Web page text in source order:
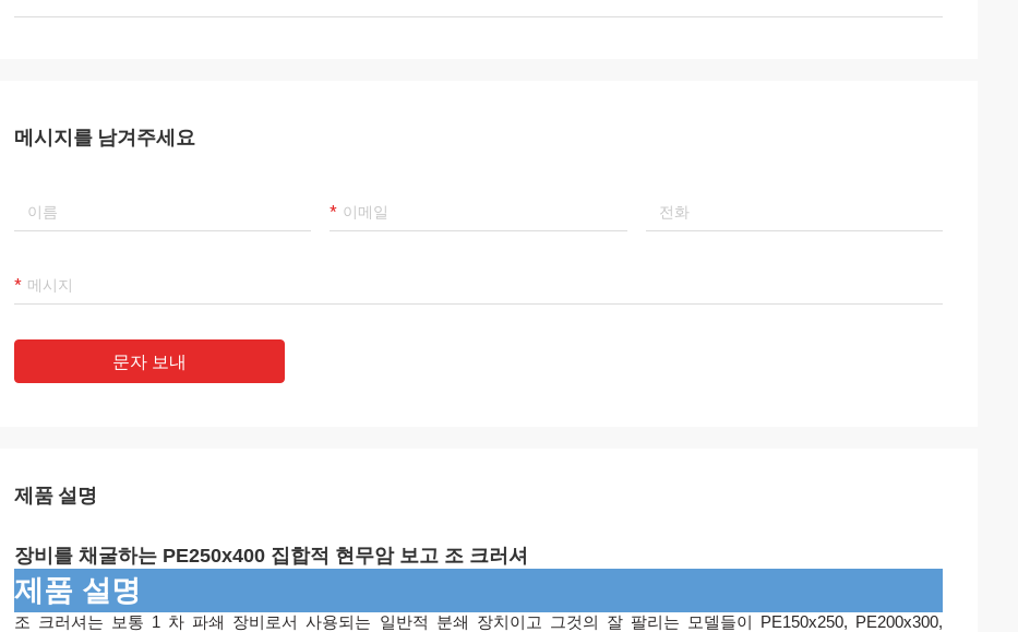
명히 이 회사와 미래 순서를 기대하기.
메시지를 남겨주세요
문자 보내
제품 설명
장비를 채굴하는 PE250x400 집합적 현무암 보고 조 크러셔
제품 설명
조 크러셔는 보통 1 차 파쇄 장비로서 사용되는 일반적 분쇄 장치이고 그것의 잘 팔리는 모델들이 PE150x250, PE200x300,